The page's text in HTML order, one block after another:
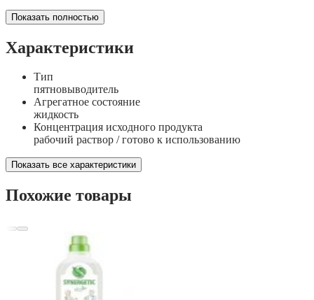
Показать полностью
Характеристики
Тип
пятновыводитель
Агрегатное состояние
жидкость
Концентрация исходного продукта
рабочий раствор / готово к использованию
Показать все характеристики
Похожие товары